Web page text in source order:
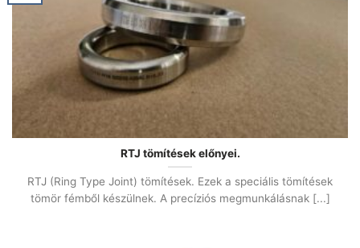
RTJ tömítések előnyei.
RTJ (Ring Type Joint) tömítések. Ezek a speciális tömítések
tömör fémből készülnek. A precíziós megmunkálásnak [...]